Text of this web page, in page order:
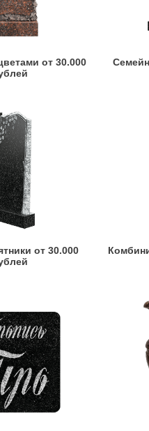
от 30.000
от 30.000